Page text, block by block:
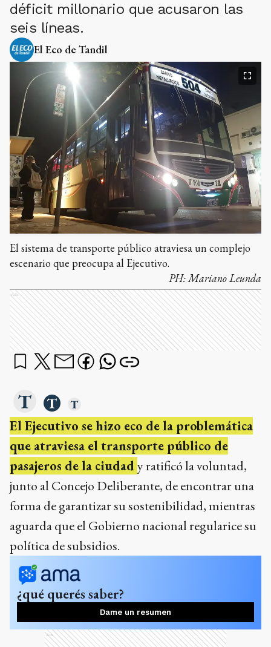
déficit millonario que acusaron las
seis líneas.
El Eco de Tandil
El sistema de transporte público atraviesa un complejo
escenario que preocupa al Ejecutivo.
PH:Mariano Leunda
Ads
El Ejecutivo se hizo eco de la problemática
que atraviesa el transporte público de
pasajeros de la ciudady ratificó la voluntad,
junto al Concejo Deliberante, de encontrar una
forma de garantizar su sostenibilidad, mientras
aguarda que el Gobierno nacional regularice su
política de subsidios.
¿qué querés saber?
Dame un resumen
Ads